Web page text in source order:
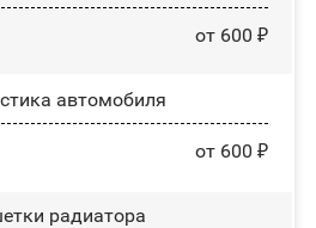
от 600 ₽
автомобиля
от 600 ₽
радиатора